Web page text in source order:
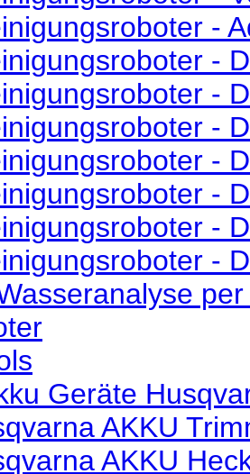
-
-
-
-
-
-
-
-
per
Geräte
AKKU
AKKU